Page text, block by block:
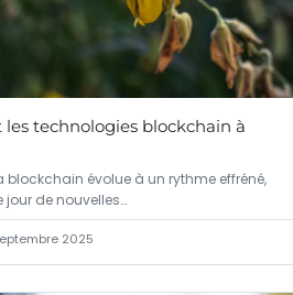
les technologies blockchain à
blockchain évolue à un rythme effréné,
de nouvelles…
2025